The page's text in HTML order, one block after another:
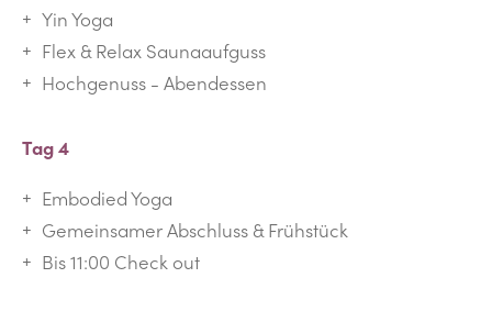
Yin Yoga
Flex & Relax Saunaaufguss
Hochgenuss - Abendessen
Tag 4
Embodied Yoga
Gemeinsamer Abschluss & Frühstück
Bis 11:00 Check out